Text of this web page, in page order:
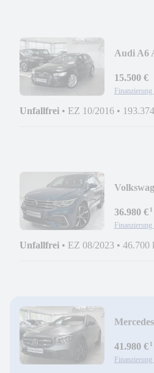
Audi A6
15.500 €
Finanzierung
Unfallfrei • EZ 10/2016 •
36.980 €¹
Finanzierung
Unfallfrei • EZ 08/2023 • 46.700
41.980 €¹
Finanzierung